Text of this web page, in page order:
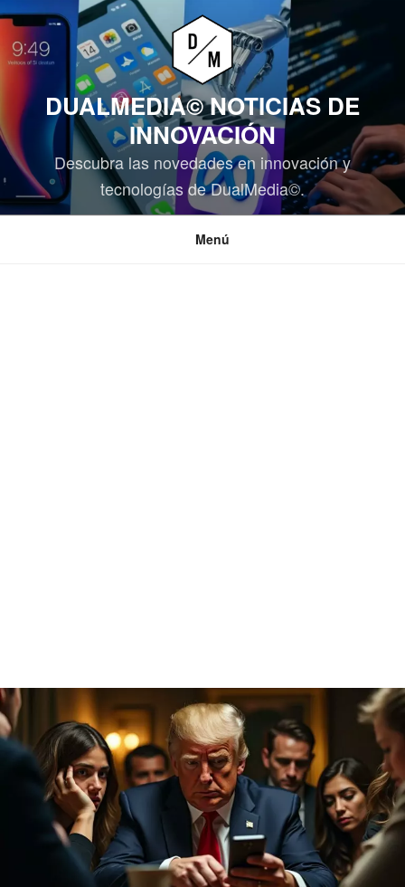
Saltar
contenido
DUALMEDIA© NOTICIAS DE
INNOVACIÓN
Descubra las novedades en innovación y
tecnologías de DualMedia©.
Menú